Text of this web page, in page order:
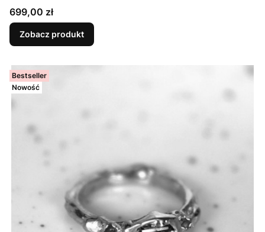
Cena
699,00 zł
Zobacz produkt
Bestseller
Nowość